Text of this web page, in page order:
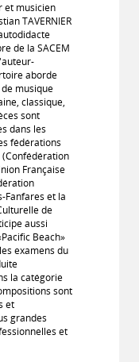
et musicien
TAVERNIER
de la SACEM
aborde
musique
classique,
sont
dans les
fédérations
Française
Fanfares et la
de
aussi
Beach»
examens du
la catégorie
sont
et
grandes
et